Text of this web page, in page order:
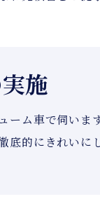
施
ーム車で伺い
底的にきれいに